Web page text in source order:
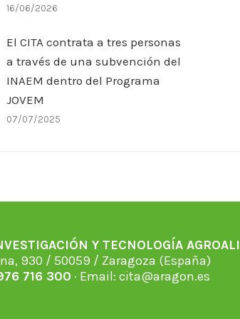
16/06/2026
El CITA contrata a tres personas
a través de una subvención del
INAEM dentro del Programa
JOVEM
07/07/2025
Y TECNOLOGÍA
930 / 50059 / Zaragoza (España)
716 300 · Email: cita@aragon.es